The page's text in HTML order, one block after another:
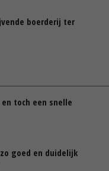
boerderij ter
toch een snelle
goed en duidelijk